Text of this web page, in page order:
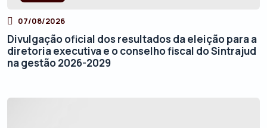
07/08/2026
Divulgação oficial dos resultados da eleição para a
diretoria executiva e o conselho fiscal do Sintrajud
na gestão 2026-2029